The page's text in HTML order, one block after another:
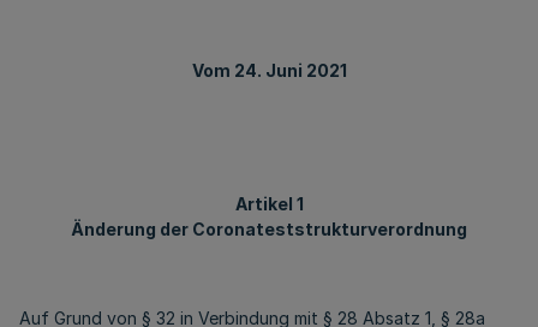
Vom 24. Juni 2021
Artikel 1
Änderung der Coronateststrukturverordnung
Auf Grund von § 32 in Verbindung mit § 28 Absatz 1, § 28a